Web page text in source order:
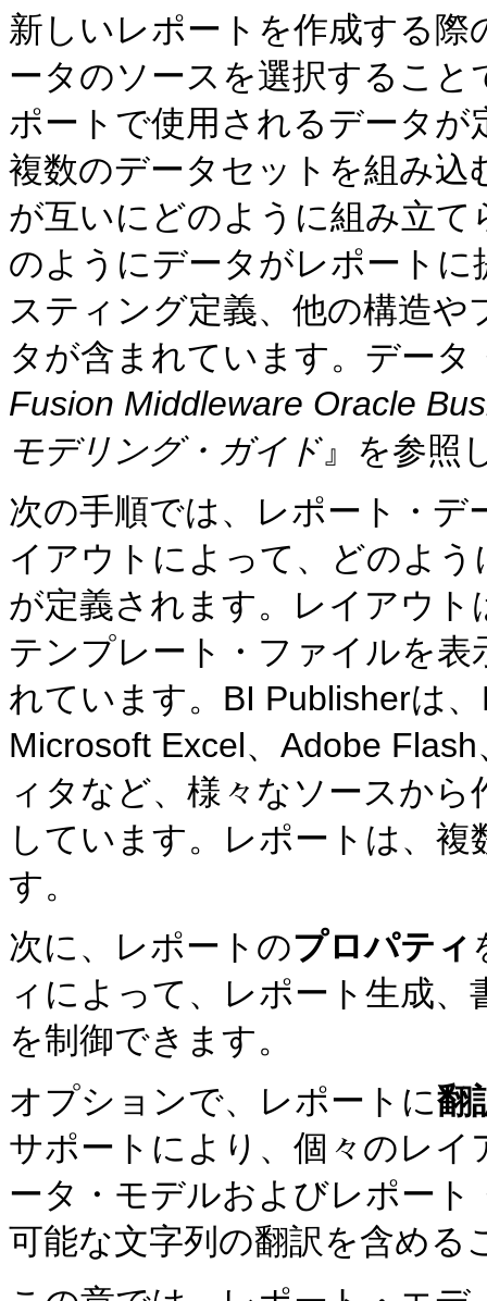
新しいレポートを作成する
ータのソースを選択すること
ポートで使用されるデータ
複数のデータセットを組み
が互いにどのように組み立
のようにデータがレポート
スティング定義、他の構造
タが含まれています。デー
Fusion Middleware Oracle
モデリング・ガイド』を参照
次の手順では、レポート・デ
イアウトによって、どのよ
が定義されます。レイアウ
テンプレート・ファイルを
れています。BI Publisherは
Microsoft Excel、Adobe
ィタなど、様々なソースか
しています。レポートは、
す。
次に、レポートのプロパティ
ィによって、レポート生成
を制御できます。
オプションで、レポートに翻
サポートにより、個々のレ
ータ・モデルおよびレポー
可能な文字列の翻訳を含める